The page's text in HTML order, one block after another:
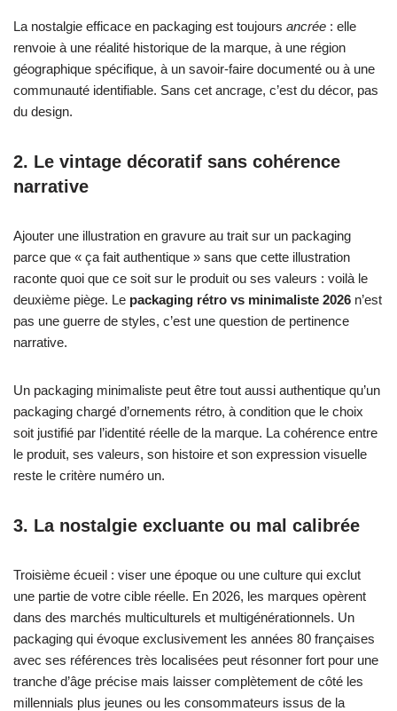
La nostalgie efficace en packaging est toujours ancrée : elle
renvoie à une réalité historique de la marque, à une région
géographique spécifique, à un savoir-faire documenté ou à une
communauté identifiable. Sans cet ancrage, c’est du décor, pas
du design.
2. Le vintage décoratif sans cohérence
narrative
Ajouter une illustration en gravure au trait sur un packaging
parce que « ça fait authentique » sans que cette illustration
raconte quoi que ce soit sur le produit ou ses valeurs : voilà le
deuxième piège. Le packaging rétro vs minimaliste 2026 n’est
pas une guerre de styles, c’est une question de pertinence
narrative.
Un packaging minimaliste peut être tout aussi authentique qu’un
packaging chargé d’ornements rétro, à condition que le choix
soit justifié par l’identité réelle de la marque. La cohérence entre
le produit, ses valeurs, son histoire et son expression visuelle
reste le critère numéro un.
3. La nostalgie excluante ou mal calibrée
Troisième écueil : viser une époque ou une culture qui exclut
une partie de votre cible réelle. En 2026, les marques opèrent
dans des marchés multiculturels et multigénérationnels. Un
packaging qui évoque exclusivement les années 80 françaises
avec ses références très localisées peut résonner fort pour une
tranche d’âge précise mais laisser complètement de côté les
millennials plus jeunes ou les consommateurs issus de la